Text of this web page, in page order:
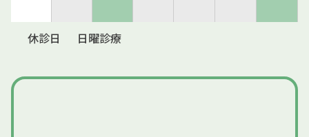
休診日 日曜診療